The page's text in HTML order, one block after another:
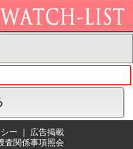
ー
広告掲載
査関係事項照会